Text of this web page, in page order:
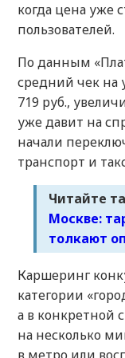
когда цена уже
пользователей.
По данным
средний чек на
719 руб.,
уже давит на
начали
транспорт и
Читайте
Москве:
толкают
Каршеринг
категории
а в конкретной
на несколько